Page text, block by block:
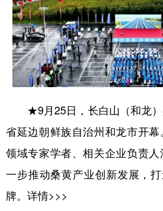
★9月25日，长白山（和龙
省延边朝鲜族自治州和龙市开
领域专家学者、相关企业负责
一步推动桑黄产业创新发展，
牌。 详情>>>